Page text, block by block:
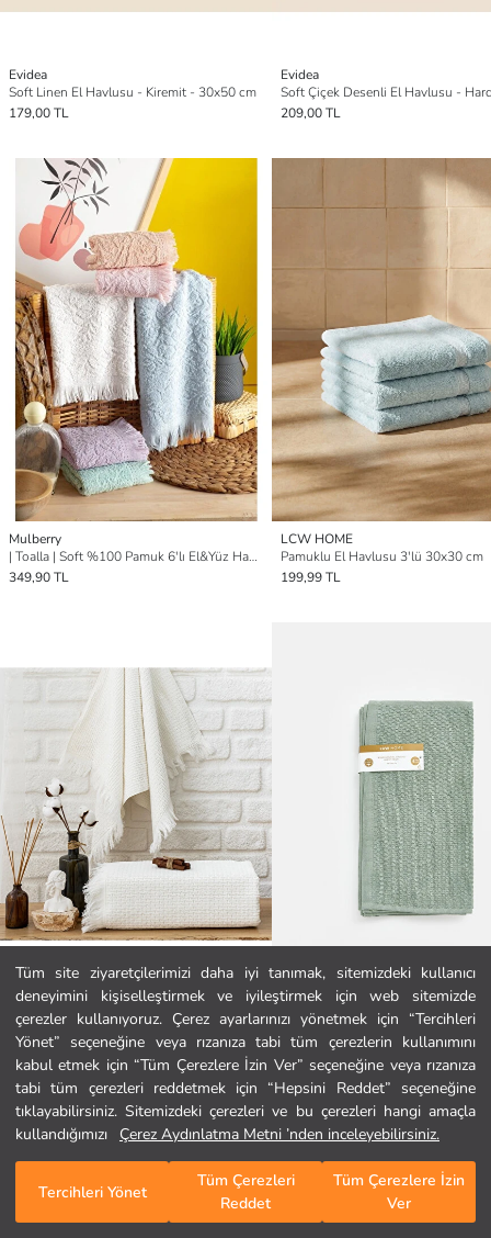
Tüm site ziyaretçilerimizi daha iyi tanımak, sitemizdeki kullanıcı
deneyimini kişiselleştirmek ve iyileştirmek için web sitemizde
çerezler kullanıyoruz. Çerez ayarlarınızı yönetmek için “Tercihleri
Yönet” seçeneğine veya rızanıza tabi tüm çerezlerin kullanımını
kabul etmek için “Tüm Çerezlere İzin Ver” seçeneğine veya rızanıza
tabi tüm çerezleri reddetmek için “Hepsini Reddet” seçeneğine
tıklayabilirsiniz. Sitemizdeki çerezleri ve bu çerezleri hangi amaçla
kullandığımızı
Çerez Aydınlatma Metni ’nden inceleyebilirsiniz.
Tercihleri Yönet
Tüm Çerezleri
Reddet
Tüm Çerezlere İzin
Ver
Ana Sayfa
Kategoriler
Sepetim
Evidea
Soft Linen El Havlusu - Kiremit - 30x50 cm
179,00 TL
Evidea
209,00 TL
Mulberry
| Toalla | Soft %100 Pamuk 6'lı El&Yüz Havlu Seti 30x50 cm
349,90 TL
LCW HOME
Pamuklu El Havlusu 3'lü 30x30 cm
199,99 TL
SCHAFER
Home Polly Havlu 50x90 Cm-Krem
416,92 TL
LCW HOME
Pamuklu El Havlusu Seti 4'lü 30x30
299,99 TL
1